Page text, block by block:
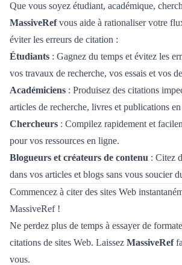
Que vous soyez étudiant, académique,
MassiveRefvous aide à rationaliser votre
éviter les erreurs de citation :
Étudiants : Gagnez du temps et évitez les
vos travaux de recherche, vos essais et vos
Académiciens : Produisez des citations
articles de recherche, livres et publications
Chercheurs : Compilez rapidement et
pour vos ressources en ligne.
Blogueurs et créateurs de contenu : Citez
dans vos articles et blogs sans vous soucier
Commencez à citer des sites Web
MassiveRef !
Ne perdez plus de temps à essayer de
citations de sites Web. Laissez MassiveRef
vous.